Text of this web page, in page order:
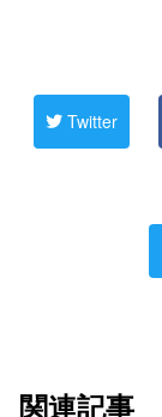
Twitter
関連記事